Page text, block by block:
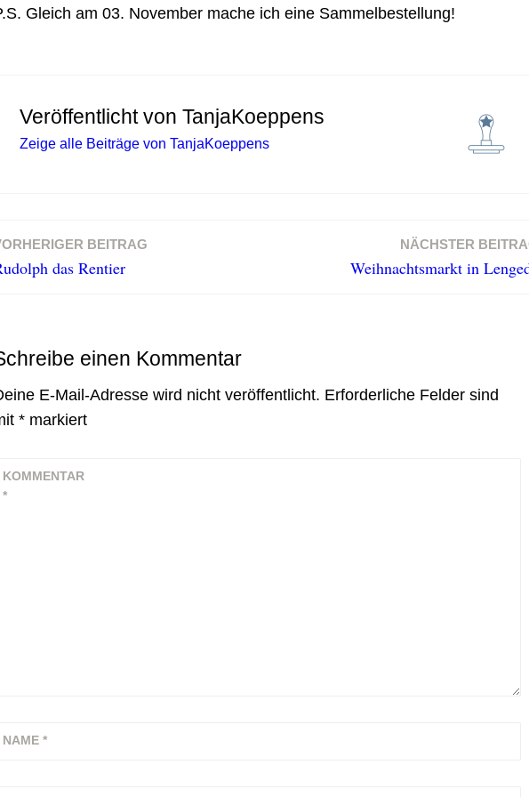
Gleich am 03. November mache ich eine Sammelbestellung!
Veröffentlicht von TanjaKoeppens
Zeige alle Beiträge von TanjaKoeppens
BEITRAG
das Rentier
NÄCHSTER
Weihnachtsmarkt in
einen Kommentar
E-Mail-Adresse wird nicht veröffentlicht. Erforderliche Felder sind
* markiert
KOMMENTAR
*
NAME*